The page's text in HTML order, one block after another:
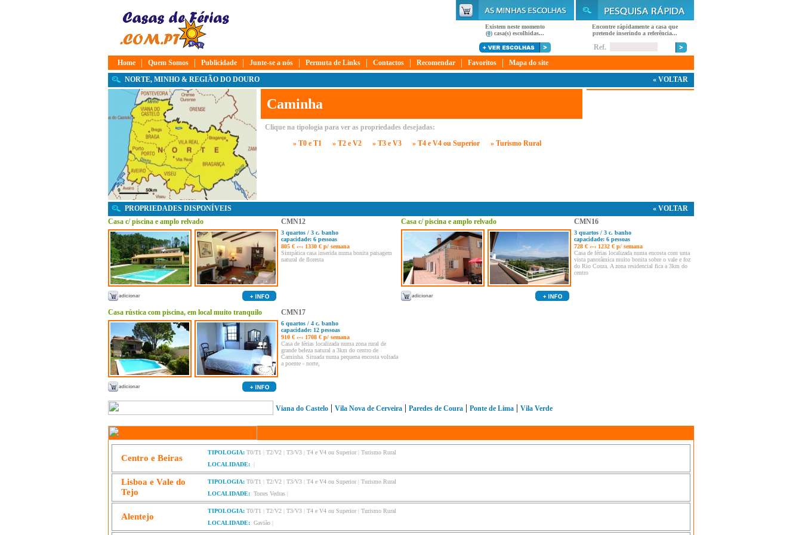
Existem neste momento
(0) casa(s) escolhidas...
Encontre rápidamente a casa que
pretende inserindo a referência...
Ref.
Home
| Quem Somos | Publicidade | Junte-se a nós | Permuta de Links | Contactos | Recomendar | Favoritos |
Mapa do site
NORTE, MINHO & REGIÃO DO DOURO
« VOLTAR
Caminha
Clique na tipologia para ver as propriedades desejadas:
» T0 e T1
» T2 e V2 » T3 e V3 » T4 e V4 ou Superior » Turismo Rural
PROPRIEDADES DISPONÍVEIS
« VOLTAR
Casa c/ piscina e amplo relvado
CMN12
3 quartos / 3 c. banho
capacidade: 6 pessoas
805 € ‹–› 1330 € p/ semana
Simpática casa inserida numa bonita paisagem
natural de floresta
Casa c/ piscina e amplo relvado CMN16
3 quartos / 3 c. banho
capacidade: 6 pessoas
728 € ‹–› 1232 € p/ semana
Casa de férias localizada numa encosta com uma
vista panorâmica muito bonita sobre o vale e foz
do Rio Coura. A zona residencial fica a 3km do
centro
Casa rústica com piscina, em local muito tranquilo CMN17
6 quartos / 4 c. banho
capacidade: 12 pessoas
910 € ‹–› 1708 € p/ semana
Casa de férias localizada numa zona rural de
grande beleza natural a 3km do centro de
Caminha. Situada numa pequena encosta voltada
a poente - norte,
Viana do Castelo | Vila Nova de Cerveira | Paredes de Coura | Ponte de Lima | Vila Verde
Centro e Beiras
TIPOLOGIA: T0/T1 T2/V2 T3/V3 T4 e V4 ou Superior| Turismo Rural
LOCALIDADE:
Lisboa e Vale do
Tejo
TIPOLOGIA: T0/T1 T2/V2 T3/V3 T4 e V4 ou Superior| Turismo Rural
LOCALIDADE: Torres Vedras
Alentejo
TIPOLOGIA: T0/T1 T2/V2 T3/V3 T4 e V4 ou Superior| Turismo Rural
LOCALIDADE: Gavião